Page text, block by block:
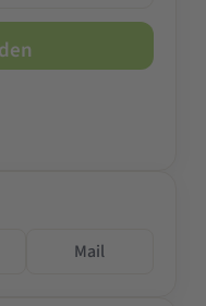
Mail